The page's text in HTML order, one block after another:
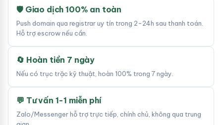
🛡 Giao dịch 100% an toàn
Push domain qua registrar uy tín trong 2-24h sau thanh toán.
Hỗ trợ escrow nếu cần.
🔄 Hoàn tiền 7 ngày
Nếu có trục trặc kỹ thuật, hoàn 100% trong 7 ngày.
💬 Tư vấn 1-1 miễn phí
Zalo/Messenger hỗ trợ trực tiếp, chính chủ, không qua trung